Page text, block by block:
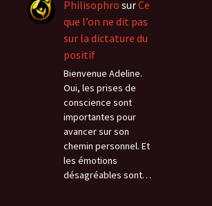
Philisophro surCe
que l’on ne dit pas
sur la dictature du
positif
Bienvenue Adeline.
Oui, les prises de
conscience sont
importantes pour
avancer sur son
chemin personnel. Et
les émotions
désagréables sont…